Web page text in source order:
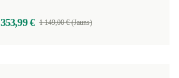
353,99 € 1 149,00 € (Jauns)